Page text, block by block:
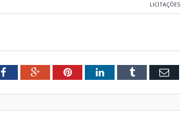
LICITAÇÕES
FacebookGoogle+PinterestLinkedInTumblr Email